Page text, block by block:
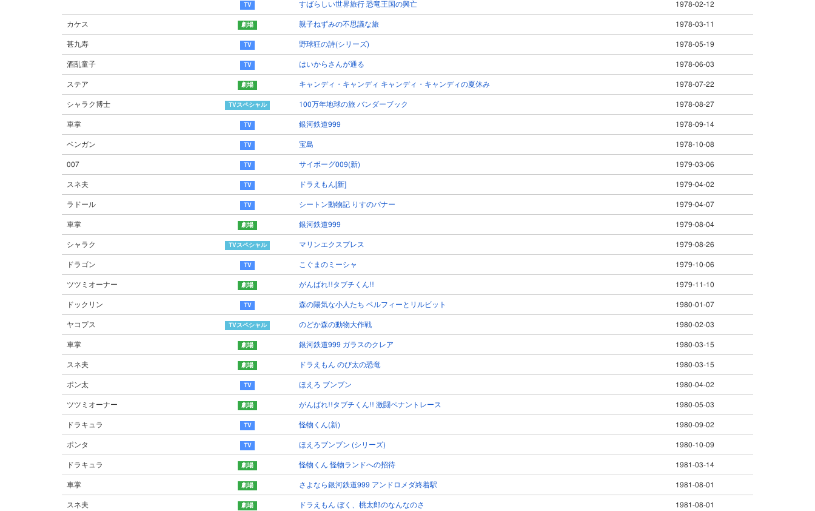
すばらしい世界旅行 恐竜王国の興亡 1978-02-12
カケス 親子ねずみの不思議な旅 1978-03-11
甚九寿 野球狂の詩(シリーズ) 1978-05-19
酒乱童子 はいからさんが通る 1978-06-03
ステア キャンディ・キャンディ キャンディ・キャンディの夏休み 1978-07-22
シャラク博士 100万年地球の旅 バンダーブック 1978-08-27
車掌 銀河鉄道999 1978-09-14
ベンガン 宝島 1978-10-08
007 サイボーグ009(新) 1979-03-06
スネ夫 ドラえもん[新] 1979-04-02
ラドール シートン動物記 りすのバナー 1979-04-07
車掌 銀河鉄道999 1979-08-04
シャラク マリンエクスプレス 1979-08-26
ドラゴン こぐまのミーシャ 1979-10-06
ツツミオーナー がんばれ!!タブチくん!! 1979-11-10
ドックリン 森の陽気な小人たち ベルフィーとリルビット 1980-01-07
ヤコプス のどか森の動物大作戦 1980-02-03
車掌 銀河鉄道999 ガラスのクレア 1980-03-15
スネ夫 ドラえもん のび太の恐竜 1980-03-15
ポン太 ほえろ ブンブン 1980-04-02
ツツミオーナー がんばれ!!タブチくん!! 激闘ペナントレース 1980-05-03
ドラキュラ 怪物くん(新) 1980-09-02
ポンタ ほえろブンブン (シリーズ) 1980-10-09
ドラキュラ 怪物くん 怪物ランドへの招待 1981-03-14
車掌 さよなら銀河鉄道999 アンドロメダ終着駅 1981-08-01
スネ夫 ドラえもん ぼく、桃太郎のなんなのさ 1981-08-01